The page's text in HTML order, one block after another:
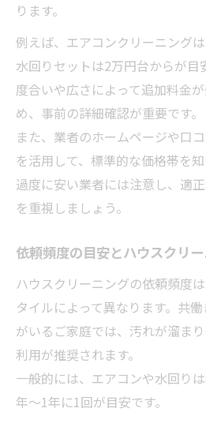
ります。
例えば、エアコンクリーニング
水回りセットは2万円台からが目
度合いや広さによって追加料金
め、事前の詳細確認が重要です。
また、業者のホームページや口
を活用して、標準的な価格帯を知
過度に安い業者には注意し、適
を重視しましょう。
依頼頻度の目安とハウスクリ
ハウスクリーニングの依頼頻度
タイルによって異なります。共
がいるご家庭では、汚れが溜ま
利用が推奨されます。
一般的には、エアコンや水回り
年～1年に1回が目安です。